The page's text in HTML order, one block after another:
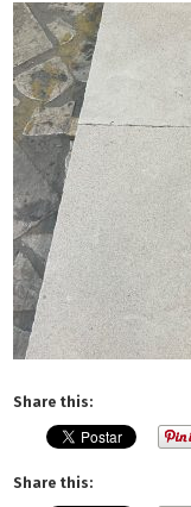
Share this:
Share this: